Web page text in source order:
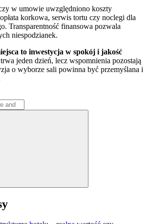
w umowie uwzględniono koszty
korkowa, serwis tortu czy noclegi dla
Transparentność finansowa pozwala
niespodzianek.
to inwestycja w spokój i jakość
jeden dzień, lecz wspomnienia pozostają
o wyborze sali powinna być przemyślana i